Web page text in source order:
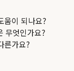
움이 되나요?
무엇인가요?
른가요?